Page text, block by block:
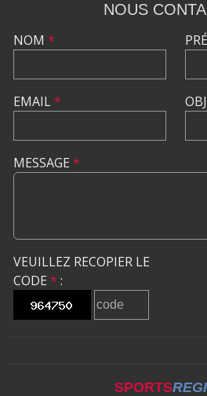
NOUS
NOM *
EMAIL*
MESSAGE *
VEUILLEZ RECOPIER LE
CODE * :
SPORTS